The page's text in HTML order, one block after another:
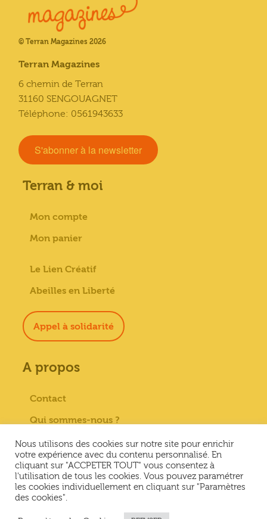
© Terran Magazines 2026
Terran Magazines
6 chemin de Terran
31160 SENGOUAGNET
Téléphone: 0561943633
S'abonner à la newsletter
Terran & moi
Mon compte
Mon panier
Le Lien Créatif
Abeilles en Liberté
Appel à solidarité
A propos
Contact
Qui sommes-nous ?
Paiement sécurisé
Mentions Légales
Conditions générales de vente
Nous utilisons des cookies sur notre site pour enrichir
votre expérience avec du contenu personnalisé. En
cliquant sur "ACCPETER TOUT" vous consentez à
l'utilisation de tous les cookies. Vous pouvez paramétrer
les cookies individuellement en cliquant sur "Paramètres
des cookies".